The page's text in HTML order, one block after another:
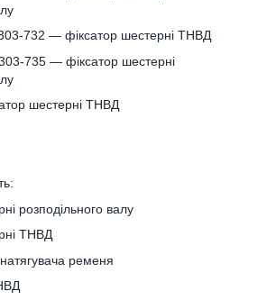
732 — фіксатор шестерні ТНВД
735 — фіксатор шестерні
шестерні ТНВД
розподільного валу
ТНВД
ременя